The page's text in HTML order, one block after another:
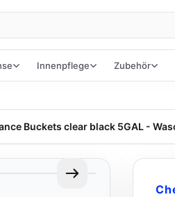
Innenpflege Zubehör
Buckets clear black 5GAL -